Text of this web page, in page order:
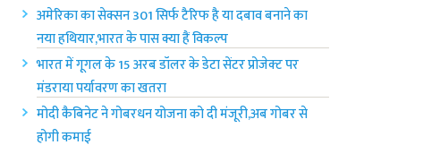
अमेरिका का सेक्सन 301 सिर्फ टैरिफ है या दबाव बनाने का
नया हथियार,भारत के पास क्या हैं विकल्प
भारत में गूगल के 15 अरब डॉलर के डेटा सेंटर प्रोजेक्ट पर
मंडराया पर्यावरण का खतरा
मोदी कैबिनेट ने गोबरधन योजना को दी मंजूरी,अब गोबर से
होगी कमाई